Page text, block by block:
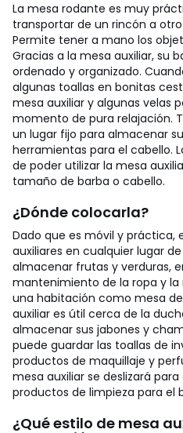
La mesa rodante es muy
transportar de un rincón a
Permite tener a mano los
Gracias a la mesa auxiliar, su
ordenado y organizado.
algunas toallas en bonitas
mesa auxiliar y algunas velas
momento de pura relajación.
un lugar fijo para almacenar
herramientas para el cabello.
de poder utilizar la mesa
tamaño de barba o cabello.
¿Dónde colocarla?
Dado que es móvil y práctica,
auxiliares en cualquier lugar
almacenar frutas y verduras,
mantenimiento de la ropa y la
una habitación como mesa
auxiliar es útil cerca de la
almacenar sus jabones y
puede guardar las toallas de
productos de maquillaje y
mesa auxiliar se deslizará
productos de limpieza para el
¿Qué estilo de mesa